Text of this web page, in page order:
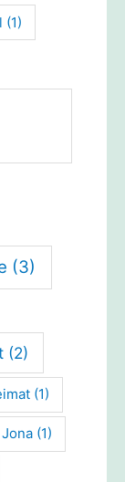
(1)
(3)
(2)
(1)
Jona (1)